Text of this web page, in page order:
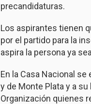
precandidaturas.
Los aspirantes tienen
por el partido para la
aspira la persona ya
En la Casa Nacional
y de Monte Plata y a
Organización quienes